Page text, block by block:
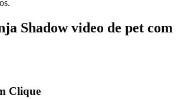
Shadow video de pet com
Clique